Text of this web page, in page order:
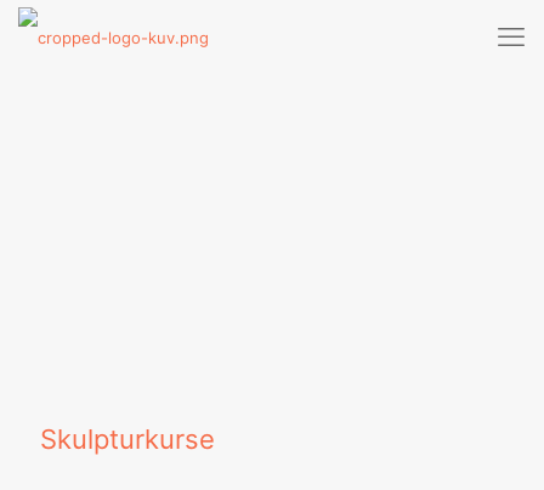
Skulpturkurse